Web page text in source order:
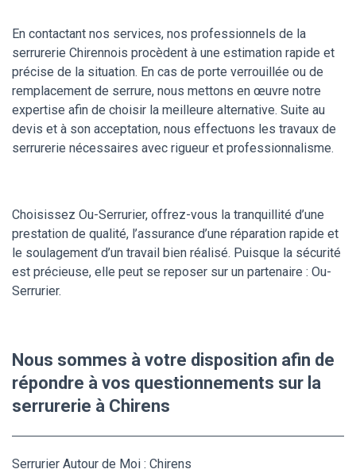
En contactant nos services, nos professionnels de la
serrurerie Chirennois procèdent à une estimation rapide et
précise de la situation. En cas de porte verrouillée ou de
remplacement de serrure, nous mettons en œuvre notre
expertise afin de choisir la meilleure alternative. Suite au
devis et à son acceptation, nous effectuons les travaux de
serrurerie nécessaires avec rigueur et professionnalisme.
Choisissez Ou-Serrurier, offrez-vous la tranquillité d’une
prestation de qualité, l’assurance d’une réparation rapide et
le soulagement d’un travail bien réalisé. Puisque la sécurité
est précieuse, elle peut se reposer sur un partenaire : Ou-
Serrurier.
Nous sommes à votre disposition afin de
répondre à vos questionnements sur la
serrurerie à Chirens
Serrurier Autour de Moi : Chirens